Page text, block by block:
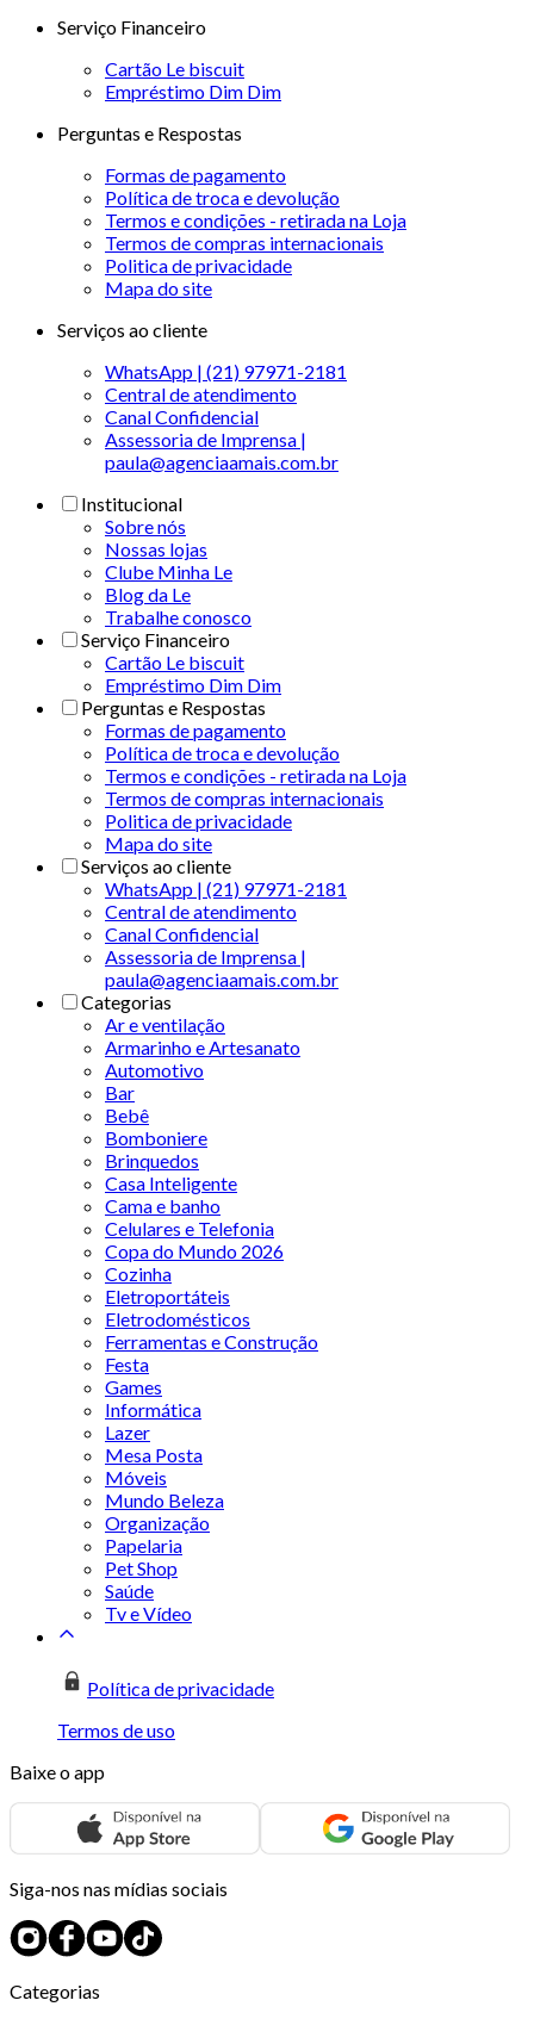
Serviço Financeiro
Cartão Le biscuit
Empréstimo Dim Dim
Perguntas e Respostas
Formas de pagamento
Política de troca e devolução
Termos e condições - retirada na Loja
Termos de compras internacionais
Politica de privacidade
Mapa do site
Serviços ao cliente
WhatsApp | (21) 97971-2181
Central de atendimento
Canal Confidencial
Assessoria de Imprensa |
paula@agenciaamais.com.br
Institucional
Sobre nós
Nossas lojas
Clube Minha Le
Blog da Le
Trabalhe conosco
Serviço Financeiro
Cartão Le biscuit
Empréstimo Dim Dim
Perguntas e Respostas
Formas de pagamento
Política de troca e devolução
Termos e condições - retirada na Loja
Termos de compras internacionais
Politica de privacidade
Mapa do site
Serviços ao cliente
WhatsApp | (21) 97971-2181
Central de atendimento
Canal Confidencial
Assessoria de Imprensa |
paula@agenciaamais.com.br
Categorias
Ar e ventilação
Armarinho e Artesanato
Automotivo
Bar
Bebê
Bomboniere
Brinquedos
Casa Inteligente
Cama e banho
Celulares e Telefonia
Copa do Mundo 2026
Cozinha
Eletroportáteis
Eletrodomésticos
Ferramentas e Construção
Festa
Games
Informática
Lazer
Mesa Posta
Móveis
Mundo Beleza
Organização
Papelaria
Pet Shop
Saúde
Tv e Vídeo
Política de privacidade
Termos de uso
Baixe o app
Siga-nos nas mídias sociais
Categorias